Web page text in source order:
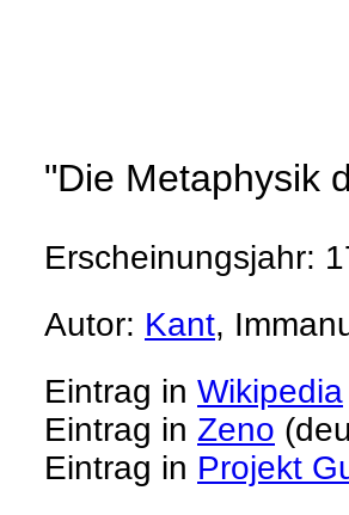
"Die Metaphysik
Erscheinungsjahr:
Autor: Kant,
Eintrag in Wikipedia
Eintrag in Zeno
Eintrag in Projekt